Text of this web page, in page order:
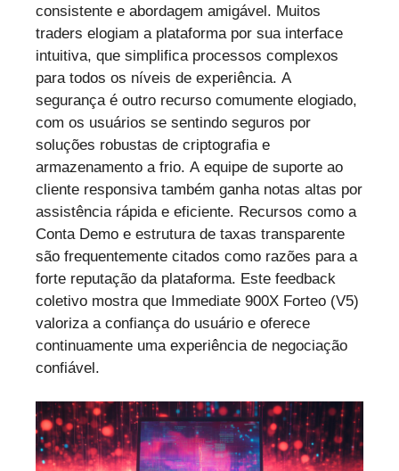
consistente e abordagem amigável. Muitos
traders elogiam a plataforma por sua interface
intuitiva, que simplifica processos complexos
para todos os níveis de experiência. A
segurança é outro recurso comumente elogiado,
com os usuários se sentindo seguros por
soluções robustas de criptografia e
armazenamento a frio. A equipe de suporte ao
cliente responsiva também ganha notas altas por
assistência rápida e eficiente. Recursos como a
Conta Demo e estrutura de taxas transparente
são frequentemente citados como razões para a
forte reputação da plataforma. Este feedback
coletivo mostra que Immediate 900X Forteo (V5)
valoriza a confiança do usuário e oferece
continuamente uma experiência de negociação
confiável.